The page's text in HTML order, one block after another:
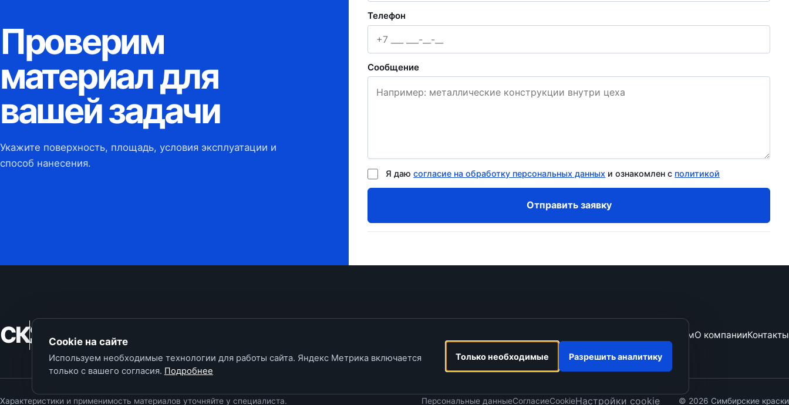
Проверим
материал для
вашей задачи
Укажите поверхность, площадь, условия эксплуатации и
способ нанесения.
Телефон
Сообщение
Я даюсогласие на обработку персональных данных и ознакомлен с политикой
Отправить заявку
СКСимбирские
краски
ДилерамО компанииКонтакты
Характеристики и применимость материалов уточняйте у специалиста. Персональные данныеСогласиеCookieНастройки cookie © 2026 Симбирские краски
Cookie на сайте
Используем необходимые технологии для работы сайта. Яндекс Метрика включается
только с вашего согласия. Подробнее
Только необходимые Разрешить аналитику